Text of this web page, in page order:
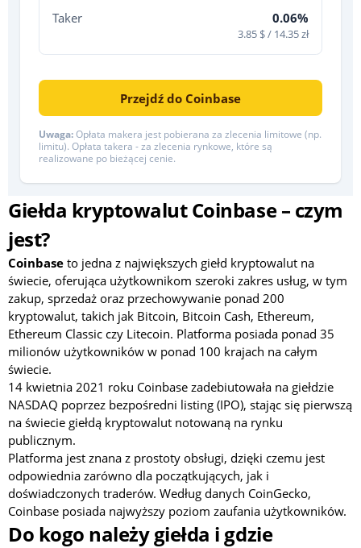
Taker 0.06%
3.85 $ / 14.35 zł
Przejdź do Coinbase
Uwaga: Opłata makera jest pobierana za zlecenia limitowe (np.
limitu). Opłata takera - za zlecenia rynkowe, które są
realizowane po bieżącej cenie.
Giełda kryptowalut Coinbase – czym
jest?
Coinbase to jedna z największych giełd kryptowalut na
świecie, oferująca użytkownikom szeroki zakres usług, w tym
zakup, sprzedaż oraz przechowywanie ponad 200
kryptowalut, takich jak Bitcoin, Bitcoin Cash, Ethereum,
Ethereum Classic czy Litecoin. Platforma posiada ponad 35
milionów użytkowników w ponad 100 krajach na całym
świecie.
14 kwietnia 2021 roku Coinbase zadebiutowała na giełdzie
NASDAQ poprzez bezpośredni listing (IPO), stając się pierwszą
na świecie giełdą kryptowalut notowaną na rynku
publicznym.
Platforma jest znana z prostoty obsługi, dzięki czemu jest
odpowiednia zarówno dla początkujących, jak i
doświadczonych traderów. Według danych CoinGecko,
Coinbase posiada najwyższy poziom zaufania użytkowników.
Do kogo należy giełda i gdzie